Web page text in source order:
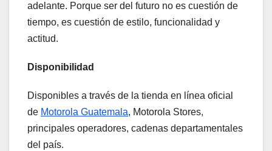
adelante. Porque ser del futuro no es cuestión de
tiempo, es cuestión de estilo, funcionalidad y
actitud.
Disponibilidad
Disponibles a través de la tienda en línea oficial
de Motorola Guatemala, Motorola Stores,
principales operadores, cadenas departamentales
del país.